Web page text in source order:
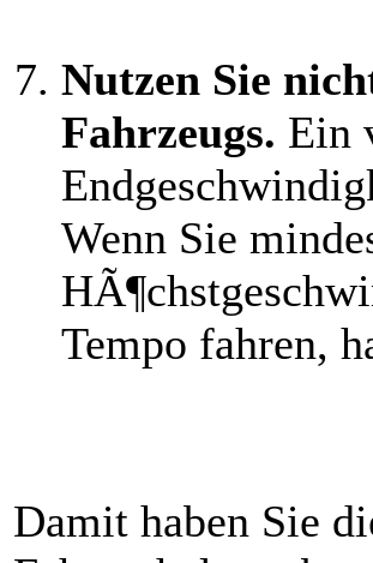
Nutzen Sie
Fahrzeugs. Ein
Wenn Sie
Tempo fahren,
Damit haben Sie